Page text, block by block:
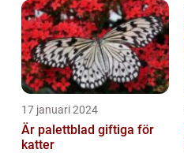
17 januari 2024
Är palettblad giftiga för
katter